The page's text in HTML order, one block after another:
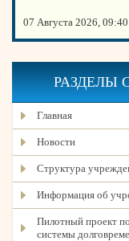
07 Августа 2026, 09:40
РАЗДЕЛЫ
Главная
Новости
Структура
Информация об
Пилотный проект
системы